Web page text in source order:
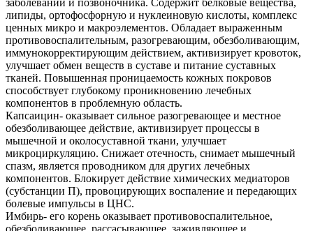
липиды, ортофосфорную и нуклеиновую кислоты, комплекс
ценных микро и макроэлементов. Обладает выраженным
противовоспалительным, разогревающим, обезболивающим,
иммунокорректирующим действием, активизирует кровоток,
улучшает обмен веществ в суставе и питание суставных
тканей. Повышенная проницаемость кожных покровов
способствует глубокому проникновению лечебных
компонентов в проблемную область.
Капсаицин- оказывает сильное разогревающее и местное
обезболивающее действие, активизирует процессы в
мышечной и околосуставной ткани, улучшает
микроциркуляцию. Снижает отечность, снимает мышечный
спазм, является проводником для других лечебных
компонентов. Блокирует действие химических медиаторов
(субстанции П), провоцирующих воспаление и передающих
болевые импульсы в ЦНС.
Имбирь- его корень оказывает противовоспалительное,
обезболивающее, рассасывающее, заживляющее и